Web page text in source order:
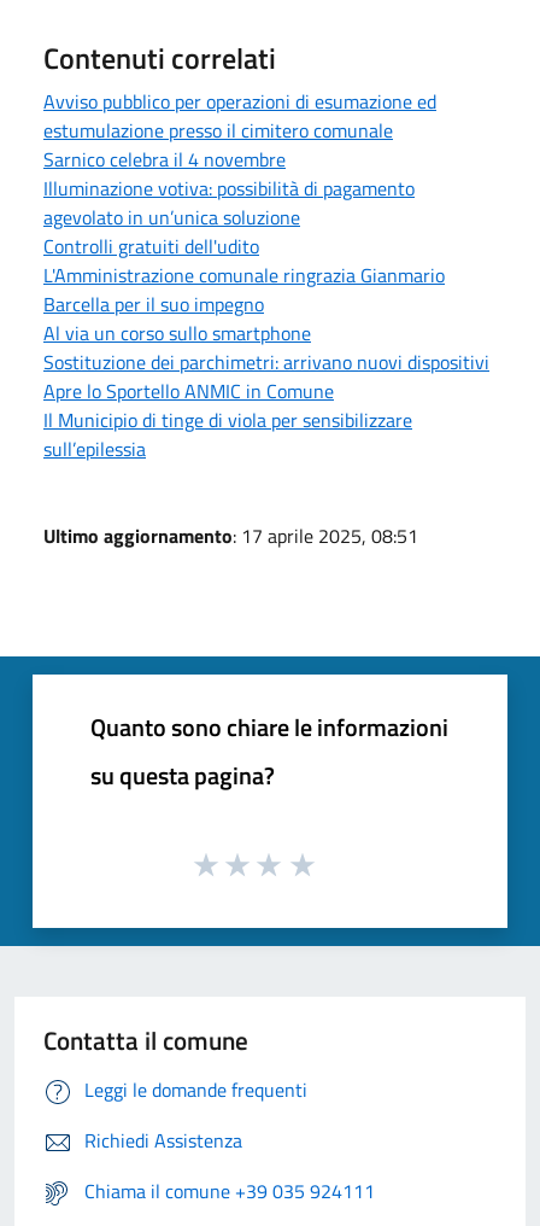
Contenuti correlati
Avviso pubblico per operazioni di esumazione ed
estumulazione presso il cimitero comunale
Sarnico celebra il 4 novembre
Illuminazione votiva: possibilità di pagamento
agevolato in un’unica soluzione
Controlli gratuiti dell'udito
L'Amministrazione comunale ringrazia Gianmario
Barcella per il suo impegno
Al via un corso sullo smartphone
Sostituzione dei parchimetri: arrivano nuovi dispositivi
Apre lo Sportello ANMIC in Comune
Il Municipio di tinge di viola per sensibilizzare
sull’epilessia
Ultimo aggiornamento: 17 aprile 2025, 08:51
Quanto sono chiare le informazioni
su questa pagina?
Contatta il comune
Leggi le domande frequenti
Richiedi Assistenza
Chiama il comune +39 035 924111